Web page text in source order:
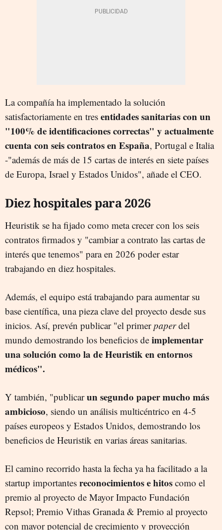
La compañía ha implementado la solución
satisfactoriamente en tres entidades sanitarias con un
"100% de identificaciones correctas" y actualmente
cuenta con seis contratos en España, Portugal e Italia
-"además de más de 15 cartas de interés en siete países
de Europa, Israel y Estados Unidos", añade el CEO.
Diez hospitales para 2026
Heuristik se ha fijado como meta crecer con los seis
contratos firmados y "cambiar a contrato las cartas de
interés que tenemos" para en 2026 poder estar
trabajando en diez hospitales.
Además, el equipo está trabajando para aumentar su
base científica, una pieza clave del proyecto desde sus
inicios. Así, prevén publicar "el primerpaperdel
mundo demostrando los beneficios de implementar
una solución como la de Heuristik en entornos
médicos".
Y también, "publicarun segundo paper mucho más
ambicioso, siendo un análisis multicéntrico en 4-5
países europeos y Estados Unidos, demostrando los
beneficios de Heuristik en varias áreas sanitarias.
El camino recorrido hasta la fecha ya ha facilitado a la
startup importantes reconocimientos e hitos como el
premio al proyecto de Mayor Impacto Fundación
Repsol; Premio Vithas Granada & Premio al proyecto
con mayor potencial de crecimiento y proyección